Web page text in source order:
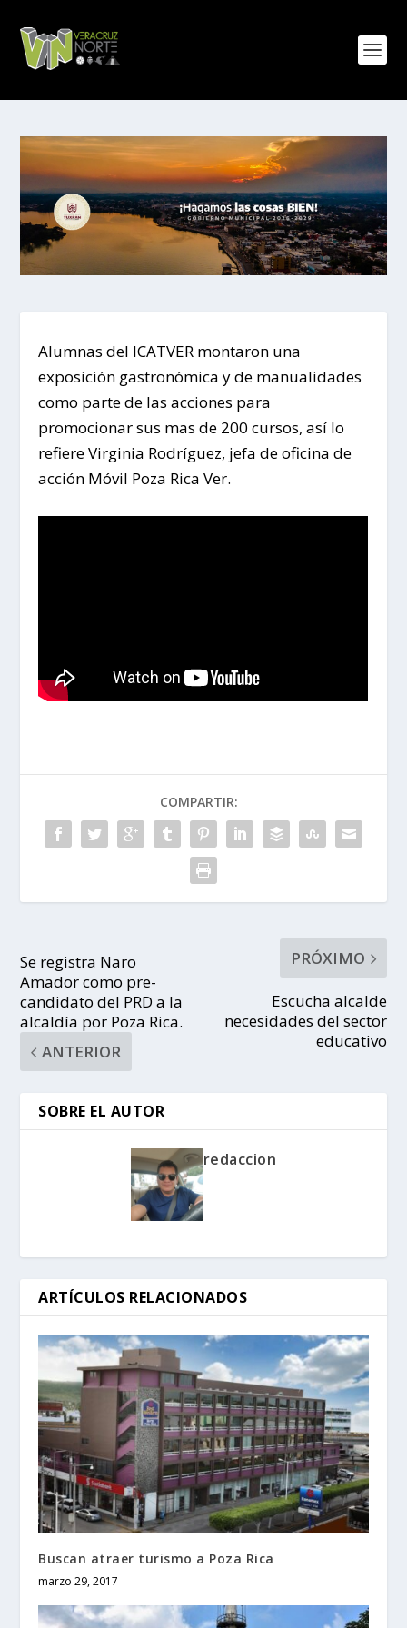
Alumnas del ICATVER montaron una
exposición gastronómica y de manualidades
como parte de las acciones para
promocionar sus mas de 200 cursos, así lo
refiere Virginia Rodríguez, jefa de oficina de
acción Móvil Poza Rica Ver.
COMPARTIR:
Se registra Naro
Amador como pre-
candidato del PRD a la
alcaldía por Poza Rica.
ANTERIOR
PRÓXIMO
Escucha alcalde
necesidades del sector
educativo
SOBRE EL AUTOR
redaccion
ARTÍCULOS RELACIONADOS
Buscan atraer turismo a Poza Rica
marzo 29, 2017